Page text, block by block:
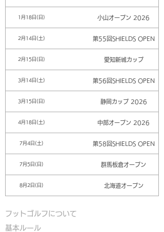
1月18日(日) 小山オープン 2026
2月14日(土) 第55回SHIELDS OPEN
2月15日(日) 愛知新城カップ
3月14日(土) 第56回SHIELDS OPEN
3月15日(日) 静岡カップ 2026
4月18日(土) 中部オープン 2026
7月4日(土) 第58回SHIELDS OPEN
7月5日(日) 群馬板倉オープン
8月2日(日) 北海道オープン
フットゴルフについて
基本ルール